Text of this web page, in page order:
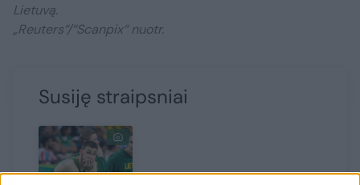
Lietuvą.
„Reuters“/“Scanpix“ nuotr.
Susiję straipsniai